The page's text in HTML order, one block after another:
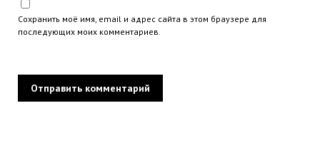
Сохранить моё имя, email и адрес сайта в этом браузере для
последующих моих комментариев.